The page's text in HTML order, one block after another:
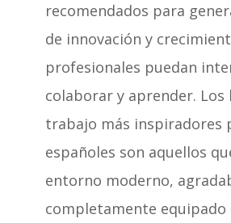
recomendados para
de innovación y
profesionales puedan
colaborar y aprender. Los
trabajo más inspiradores
españoles son aquellos
entorno moderno,
completamente equipado